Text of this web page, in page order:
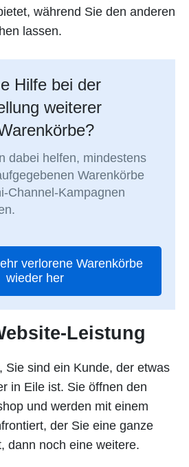
während Sie den anderen
lassen.
Hilfe bei der
weiterer
dabei helfen, mindestens
Warenkörbe
Channel-Kampagnen
verlorene Warenkörbe
wieder her
Leistung
Sie sind ein Kunde, der etwas
in Eile ist. Sie öffnen den
und werden mit einem
der Sie eine ganze
dann noch eine weitere.